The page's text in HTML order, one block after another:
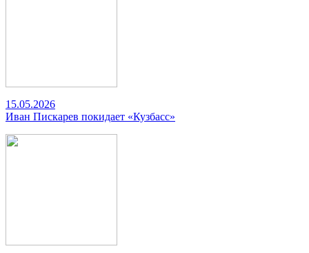
15.05.2026
Иван Пискарев покидает «Кузбасс»